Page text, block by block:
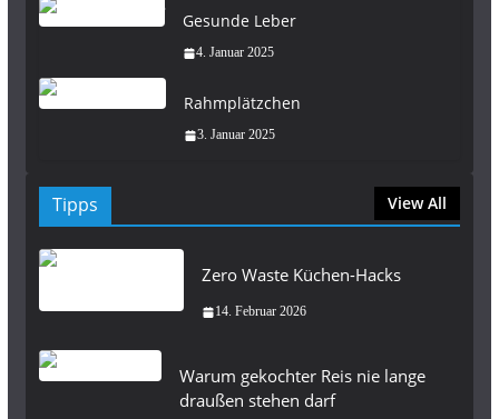
Gesunde Leber
4. Januar 2025
Rahmplätzchen
3. Januar 2025
Tipps View All
Zero Waste Küchen-Hacks
14. Februar 2026
Warum gekochter Reis nie lange
draußen stehen darf